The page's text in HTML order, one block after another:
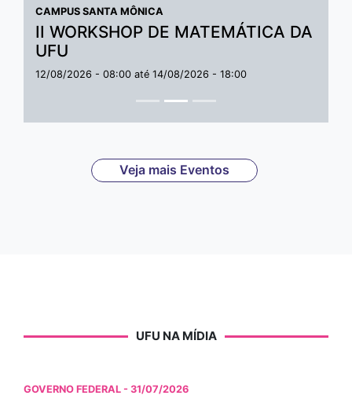
CAMPUS SANTA MÔNICA
II WORKSHOP DE MATEMÁTICA DA
UFU
12/08/2026 - 08:00 até 14/08/2026 - 18:00
Veja mais Eventos
UFU NA MÍDIA
GOVERNO FEDERAL - 31/07/2026